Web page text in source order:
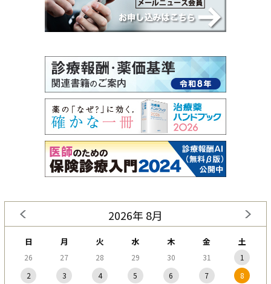
2026年 8月
日 月 火 水 木 金 土
26 27 28 29 30 31
1
2
3 4 5 6 7
8